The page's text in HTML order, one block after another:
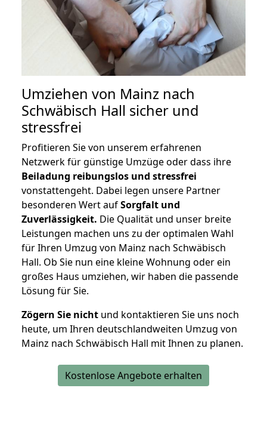
Umziehen von Mainz nach
Schwäbisch Hall sicher und
stressfrei
Profitieren Sie von unserem erfahrenen
Netzwerk für günstige Umzüge oder dass ihre
Beiladung reibungslos und stressfrei
vonstattengeht. Dabei legen unsere Partner
besonderen Wert aufSorgfalt und
Zuverlässigkeit. Die Qualität und unser breite
Leistungen machen uns zu der optimalen Wahl
für Ihren Umzug von Mainz nach Schwäbisch
Hall. Ob Sie nun eine kleine Wohnung oder ein
großes Haus umziehen, wir haben die passende
Lösung für Sie.
Zögern Sie nicht und kontaktieren Sie uns noch
heute, um Ihren deutschlandweiten Umzug von
Mainz nach Schwäbisch Hall mit Ihnen zu planen.
Kostenlose Angebote erhalten